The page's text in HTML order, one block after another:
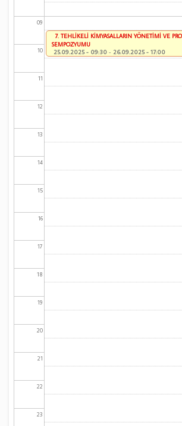
09
10
11
12
13
14
15
16
17
18
19
20
21
22
23
7. TEHLİKELİ KİMYASALLARIN YÖNETİMİ VE
SEMPOZYUMU
25.09.2025 - 09:30 - 26.09.2025 - 17:00